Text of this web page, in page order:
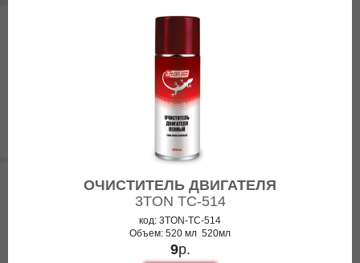
ОЧИСТИТЕЛЬ ДВИГАТЕЛЯ
3TON TC-514
код: 3TON-TC-514
Объем: 520 мл 520мл
9р.